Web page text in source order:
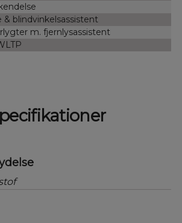
& blindvinkelsassistent
m. fjernlysassistent